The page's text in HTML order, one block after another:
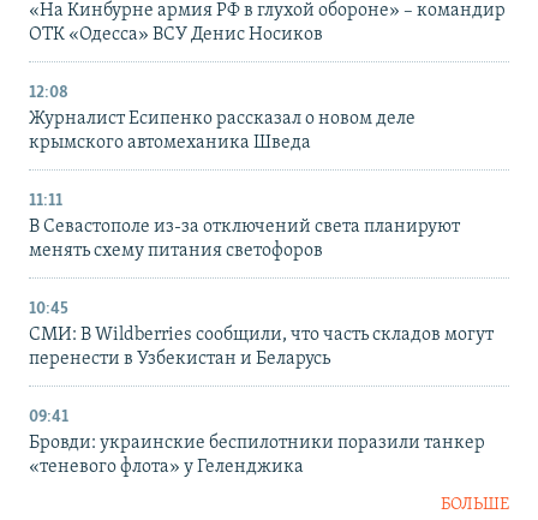
«На Кинбурне армия РФ в глухой обороне» – командир
ОТК «Одесса» ВСУ Денис Носиков
12:08
Журналист Есипенко рассказал о новом деле
крымского автомеханика Шведа
11:11
В Севастополе из-за отключений света планируют
менять схему питания светофоров
10:45
СМИ: В Wildberries сообщили, что часть складов могут
перенести в Узбекистан и Беларусь
09:41
Бровди: украинские беспилотники поразили танкер
«теневого флота» у Геленджика
БОЛЬШЕ